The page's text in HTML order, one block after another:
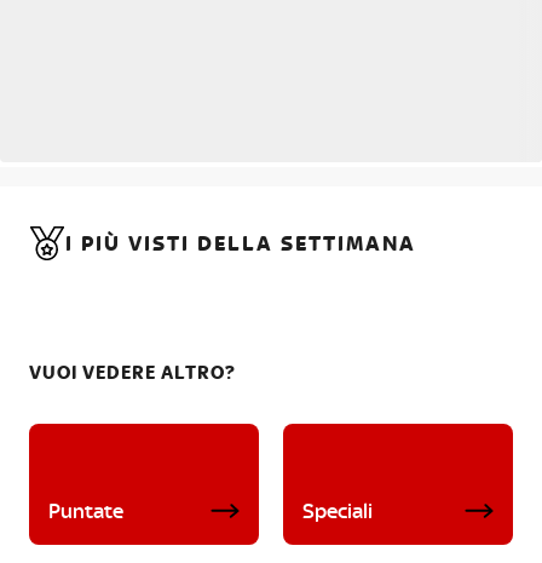
I PIÙ VISTI DELLA SETTIMANA
VUOI VEDERE ALTRO?
Puntate Speciali